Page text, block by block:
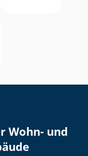
Wohn- und